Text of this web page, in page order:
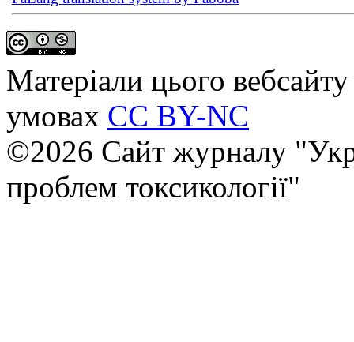
Матеріали цього
умовах CC BY-NC
©2026 Сайт журналу
проблем токсикології"